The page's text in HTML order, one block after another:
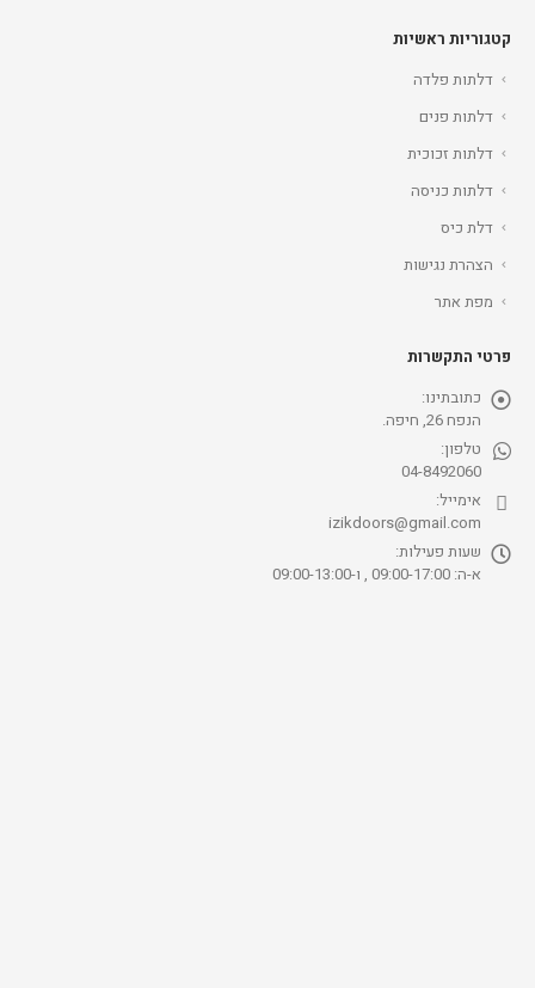
קטגוריות ראשיות
דלתות פלדה
דלתות פנים
דלתות זכוכית
דלתות כניסה
דלת כיס
הצהרת נגישות
מפת אתר
פרטי התקשרות
כתובתינו:
הנפח 26, חיפה.
טלפון:
04-8492060
אימייל:
izikdoors@gmail.com
שעות פעילות:
א-ה: 09:00-17:00 , ו-09:00-13:00